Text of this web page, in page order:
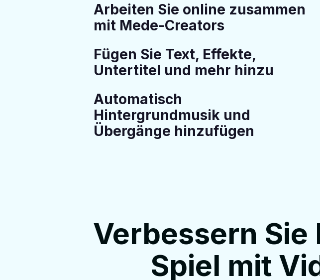
Arbeiten Sie online zusammen
mit Mede-Creators
Fügen Sie Text, Effekte,
Untertitel und mehr hinzu
Automatisch
Hintergrundmusik und
Übergänge hinzufügen
Verbessern
Spiel mit